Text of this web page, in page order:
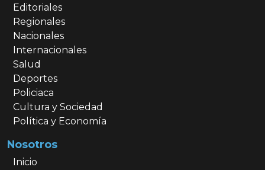
Editoriales
Regionales
Nacionales
Internacionales
Salud
Deportes
Policiaca
Cultura y Sociedad
Política y Economía
Nosotros
Inicio